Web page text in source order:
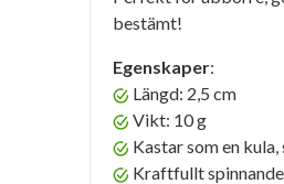
bestämt!
Egenskaper:
Längd: 2,5 cm
Vikt: 10 g
Kastar som en
Kraftfullt